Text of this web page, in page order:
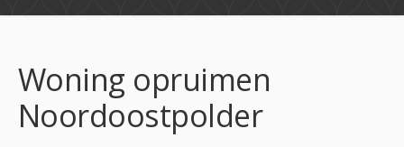
Woning opruimen
Noordoostpolder